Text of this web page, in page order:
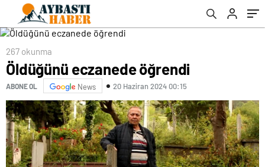
267 okunma
Öldüğünü eczanede öğrendi
ABONE OL News 20 Haziran 2024 00:15